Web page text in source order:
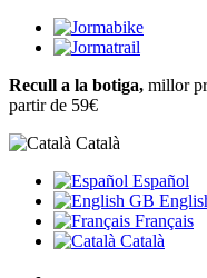
Recull a la botiga, millor
partir de 59€
Català
Español
Français
Català